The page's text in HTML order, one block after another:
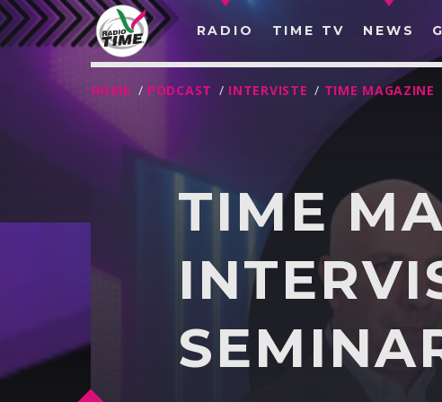
RADIO TIME TV NEWS
HOME / PODCAST / INTERVISTE / TIME MAGAZINE
TIME